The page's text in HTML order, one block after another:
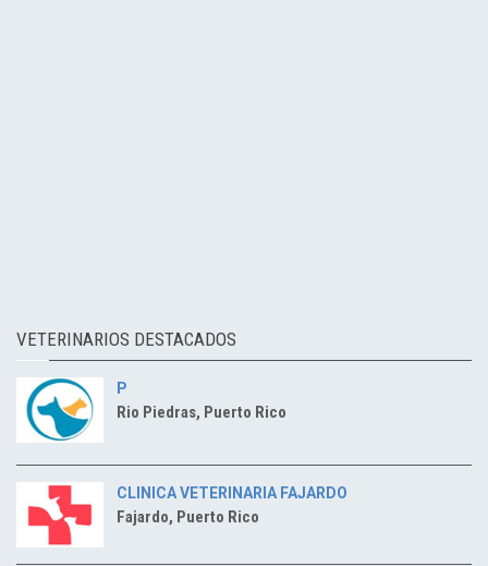
VETERINARIOS DESTACADOS
P
Rio Piedras, Puerto Rico
CLINICA VETERINARIA FAJARDO
Fajardo, Puerto Rico